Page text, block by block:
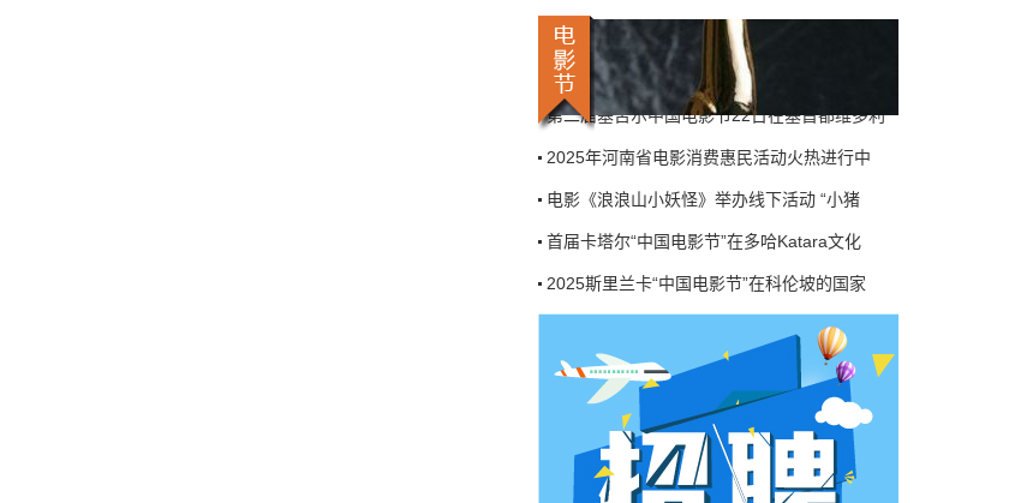
三天的东西，AI一天出八集，还比你好看…
6月27日 10:01:00
9万块银幕，全年只卖400亿：电影院的
钱去哪了？
画，类型挺全。刘烨的《四渡》、皮克斯的
《玩具总动员5》、谢苗的《火遮眼》，该有的
牌都亮出来了。
6月27日 10:01:00
7万部AI短剧一夜下架，广电总局这次是
动真格的
6月24日，广电总局官网挂出了一份文件。没
有发布会，没有吹风会。就这么安安静静地，
把《微短剧发展管理办法（征求意见稿）》摆
到了所有人面前。
本网原创
第八届浙江国际青年电影周创投与你相约杭州
莫斯科国际电影周启幕——21国代表齐聚一堂
第二届塞舌尔中国电影节22日在塞首都维多利
2025年河南省电影消费惠民活动火热进行中
电影《浪浪山小妖怪》举办线下活动 “小猪
首届卡塔尔“中国电影节”在多哈Katara文化
2025斯里兰卡“中国电影节”在科伦坡的国家
第八届浙江国际青年电影周创投与你相约杭州
莫斯科国际电影周启幕——21国代表齐聚一堂
第二届塞舌尔中国电影节22日在塞首都维多利
2025年河南省电影消费惠民活动火热进行中
电影《浪浪山小妖怪》举办线下活动 “小猪